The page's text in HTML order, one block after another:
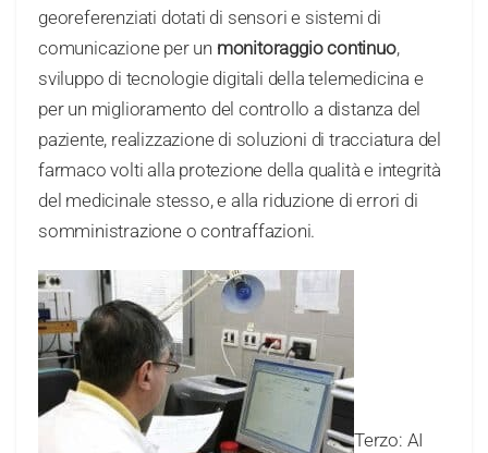
georeferenziati dotati di sensori e sistemi di
comunicazione per un monitoraggio continuo,
sviluppo di tecnologie digitali della telemedicina e
per un miglioramento del controllo a distanza del
paziente, realizzazione di soluzioni di tracciatura del
farmaco volti alla protezione della qualità e integrità
del medicinale stesso, e alla riduzione di errori di
somministrazione o contraffazioni.
Terzo: AI